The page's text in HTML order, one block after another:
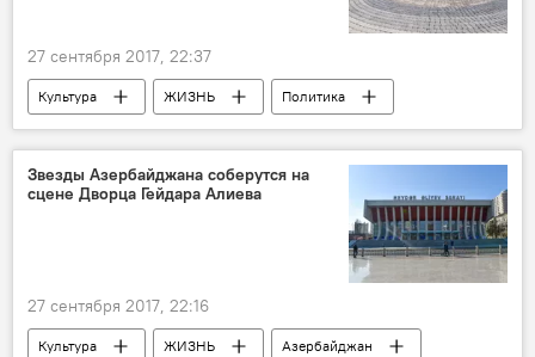
Информационная база
Купля-продажа
сделки
27 сентября 2017, 22:37
Культура ЖИЗНЬ
Политика
Новости
Звезды Азербайджана соберутся на
сцене Дворца Гейдара Алиева
27 сентября 2017, 22:16
Культура ЖИЗНЬ
Азербайджан